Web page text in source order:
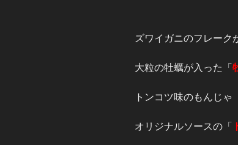
ズワイガニのフレーク
大粒の牡蠣が入った「
トンコツ味のもんじゃ「
オリジナルソースの「